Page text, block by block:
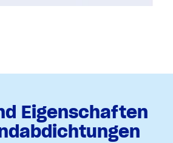
Eigenschaften